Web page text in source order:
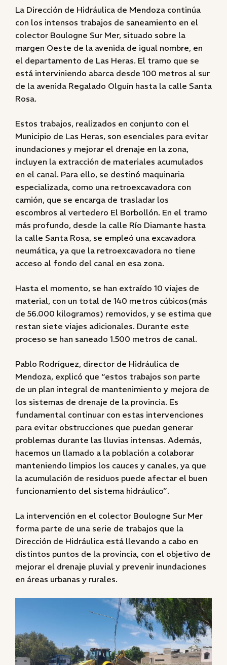
La Dirección de Hidráulica de Mendoza continúa
con los intensos trabajos de saneamiento en el
colector Boulogne Sur Mer, situado sobre la
margen Oeste de la avenida de igual nombre, en
el departamento de Las Heras. El tramo que se
está interviniendo abarca desde 100 metros al sur
de la avenida Regalado Olguín hasta la calle Santa
Rosa.
Estos trabajos, realizados en conjunto con el
Municipio de Las Heras, son esenciales para evitar
inundaciones y mejorar el drenaje en la zona,
incluyen la extracción de materiales acumulados
en el canal. Para ello, se destinó maquinaria
especializada, como una retroexcavadora con
camión, que se encarga de trasladar los
escombros al vertedero El Borbollón. En el tramo
más profundo, desde la calle Río Diamante hasta
la calle Santa Rosa, se empleó una excavadora
neumática, ya que la retroexcavadora no tiene
acceso al fondo del canal en esa zona.
Hasta el momento, se han extraído 10 viajes de
material, con un total de 140 metros cúbicos(más
de 56.000 kilogramos) removidos, y se estima que
restan siete viajes adicionales. Durante este
proceso se han saneado 1.500 metros de canal.
Pablo Rodríguez, director de Hidráulica de
Mendoza, explicó que “estos trabajos son parte
de un plan integral de mantenimiento y mejora de
los sistemas de drenaje de la provincia. Es
fundamental continuar con estas intervenciones
para evitar obstrucciones que puedan generar
problemas durante las lluvias intensas. Además,
hacemos un llamado a la población a colaborar
manteniendo limpios los cauces y canales, ya que
la acumulación de residuos puede afectar el buen
funcionamiento del sistema hidráulico”.
La intervención en el colector Boulogne Sur Mer
forma parte de una serie de trabajos que la
Dirección de Hidráulica está llevando a cabo en
distintos puntos de la provincia, con el objetivo de
mejorar el drenaje pluvial y prevenir inundaciones
en áreas urbanas y rurales.